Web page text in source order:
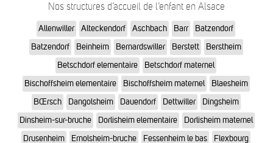
Nos structures d’accueil de l’enfant en Alsace
Allenwiller Alteckendorf Aschbach Barr
Batzendorf
Batzendorf
Beinheim Bernardswiller Berstett
Berstheim
Betschdorf elementaire
Betschdorf maternel
Bischoffsheim elementaire
Bischoffsheim maternel
Blaesheim
BŒrsch
Dangolsheim Dauendorf Dettwiller
Dingsheim
Dinsheim-sur-bruche
Dorlisheim elementaire
Dorlisheim maternel
Drusenheim
Ernolsheim-bruche Fessenheim le bas
Flexbourg